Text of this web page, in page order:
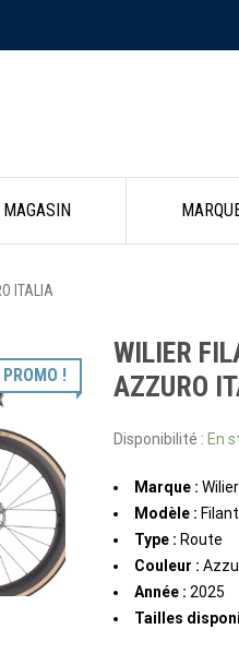
ITALIA
PROMO !
WILIER
AZZURO
Disponibilité : En
Marque : Wilier
Modèle :
Type : Route
Couleur :
Année : 2025
Tailles